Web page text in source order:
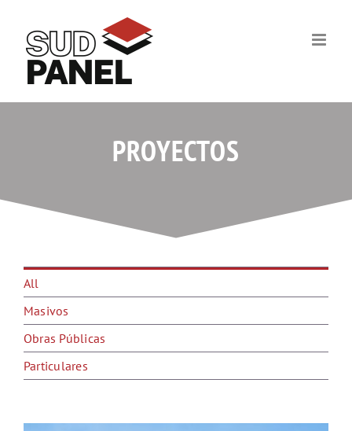
content
PROYECTOS
All
Masivos
Obras Públicas
Particulares